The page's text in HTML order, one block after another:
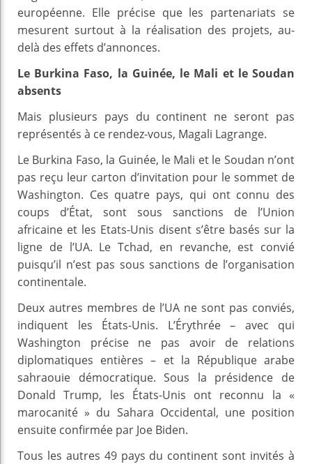
européenne. Elle précise que les partenariats se
mesurent surtout à la réalisation des projets, au-
delà des effets d’annonces.
Le Burkina Faso, la Guinée, le Mali et le Soudan
absents
Mais plusieurs pays du continent ne seront pas
représentés à ce rendez-vous, Magali Lagrange.
Le Burkina Faso, la Guinée, le Mali et le Soudan n’ont
pas reçu leur carton d’invitation pour le sommet de
Washington. Ces quatre pays, qui ont connu des
coups d’État, sont sous sanctions de l’Union
africaine et les Etats-Unis disent s’être basés sur la
ligne de l’UA. Le Tchad, en revanche, est convié
puisqu’il n’est pas sous sanctions de l’organisation
continentale.
Deux autres membres de l’UA ne sont pas conviés,
indiquent les États-Unis. L’Érythrée – avec qui
Washington précise ne pas avoir de relations
diplomatiques entières – et la République arabe
sahraouie démocratique. Sous la présidence de
Donald Trump, les États-Unis ont reconnu la «
marocanité » du Sahara Occidental, une position
ensuite confirmée par Joe Biden.
Tous les autres 49 pays du continent sont invités à